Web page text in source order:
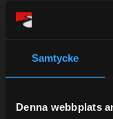
Samtycke
Denna webbplats
under sommaren
det helt stängt.